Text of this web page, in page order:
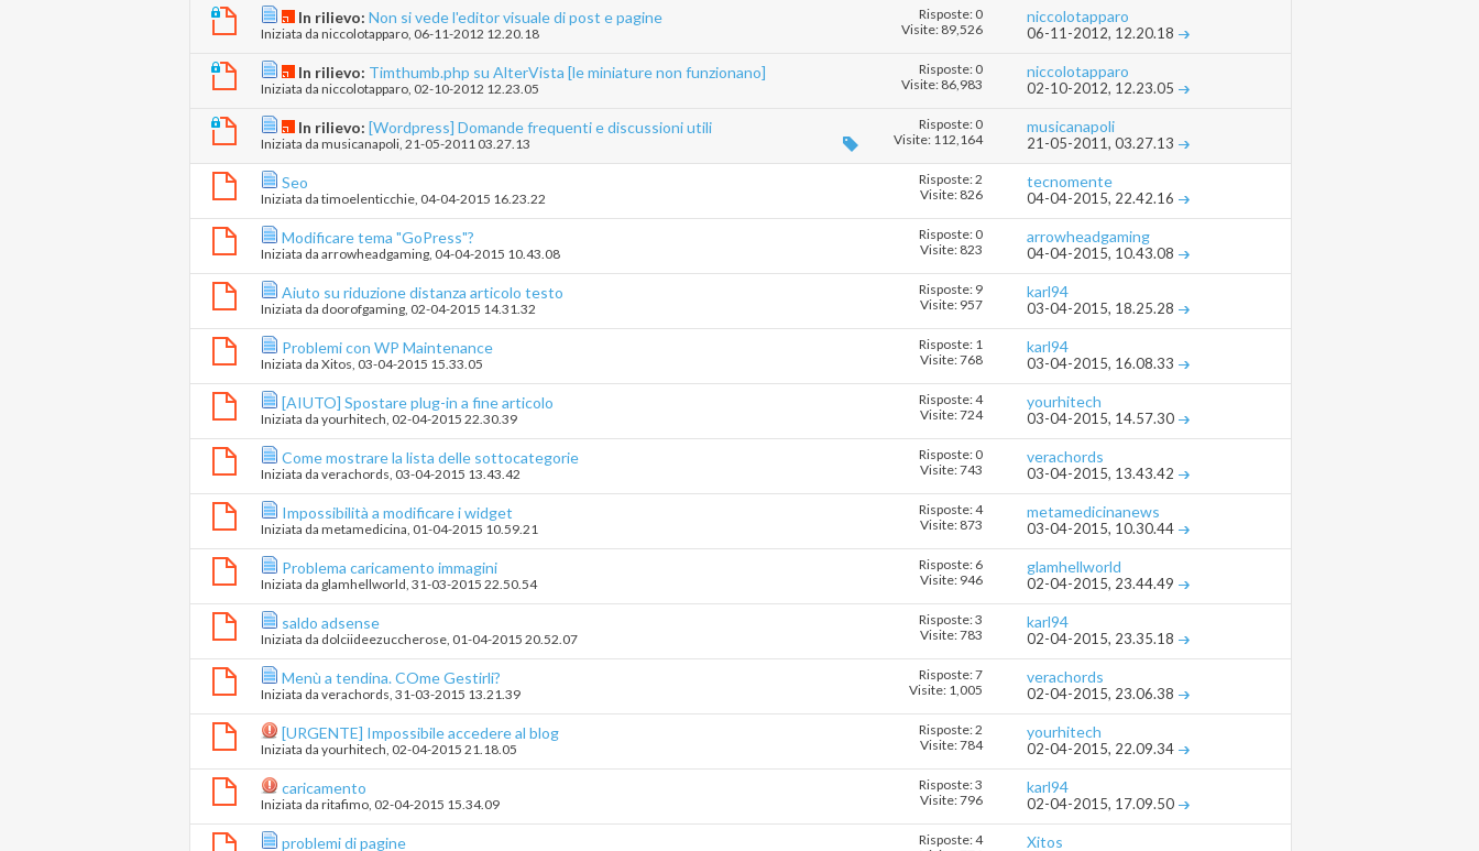
In rilievo: Non si vede l'editor visuale di post e pagine
Iniziata da niccolotapparo‎, 06-11-2012 12.20.18
Risposte: 0
Visite: 89,526
niccolotapparo
06-11-2012, 12.20.18
In rilievo: Timthumb.php su AlterVista [le miniature non funzionano]
Iniziata da niccolotapparo‎, 02-10-2012 12.23.05
Risposte: 0
Visite: 86,983
niccolotapparo
02-10-2012, 12.23.05
In rilievo: [Wordpress] Domande frequenti e discussioni utili
Iniziata da musicanapoli‎, 21-05-2011 03.27.13
Risposte: 0
Visite: 112,164
musicanapoli
21-05-2011, 03.27.13
Seo
Iniziata da timoelenticchie‎, 04-04-2015 16.23.22
Risposte: 2
Visite: 826
tecnomente
04-04-2015, 22.42.16
Modificare tema "GoPress"?
Iniziata da arrowheadgaming‎, 04-04-2015 10.43.08
Risposte: 0
Visite: 823
arrowheadgaming
04-04-2015, 10.43.08
Aiuto su riduzione distanza articolo testo
Iniziata da doorofgaming‎, 02-04-2015 14.31.32
Risposte: 9
Visite: 957
karl94
03-04-2015, 18.25.28
Problemi con WP Maintenance
Iniziata da Xitos‎, 03-04-2015 15.33.05
Risposte: 1
Visite: 768
karl94
03-04-2015, 16.08.33
[AIUTO] Spostare plug-in a fine articolo
Iniziata da yourhitech‎, 02-04-2015 22.30.39
Risposte: 4
Visite: 724
yourhitech
03-04-2015, 14.57.30
Come mostrare la lista delle sottocategorie
Iniziata da verachords‎, 03-04-2015 13.43.42
Risposte: 0
Visite: 743
verachords
03-04-2015, 13.43.42
Impossibilità a modificare i widget
Iniziata da metamedicina‎, 01-04-2015 10.59.21
Risposte: 4
Visite: 873
metamedicinanews
03-04-2015, 10.30.44
Problema caricamento immagini
Iniziata da glamhellworld‎, 31-03-2015 22.50.54
Risposte: 6
Visite: 946
glamhellworld
02-04-2015, 23.44.49
saldo adsense
Iniziata da dolciideezuccherose‎, 01-04-2015 20.52.07
Risposte: 3
Visite: 783
karl94
02-04-2015, 23.35.18
Menù a tendina. COme Gestirli?
Iniziata da verachords‎, 31-03-2015 13.21.39
Risposte: 7
Visite: 1,005
verachords
02-04-2015, 23.06.38
[URGENTE] Impossibile accedere al blog
Iniziata da yourhitech‎, 02-04-2015 21.18.05
Risposte: 2
Visite: 784
yourhitech
02-04-2015, 22.09.34
caricamento
Iniziata da ritafimo‎, 02-04-2015 15.34.09
Risposte: 3
Visite: 796
karl94
02-04-2015, 17.09.50
problemi di pagine
Risposte: 4
Xitos